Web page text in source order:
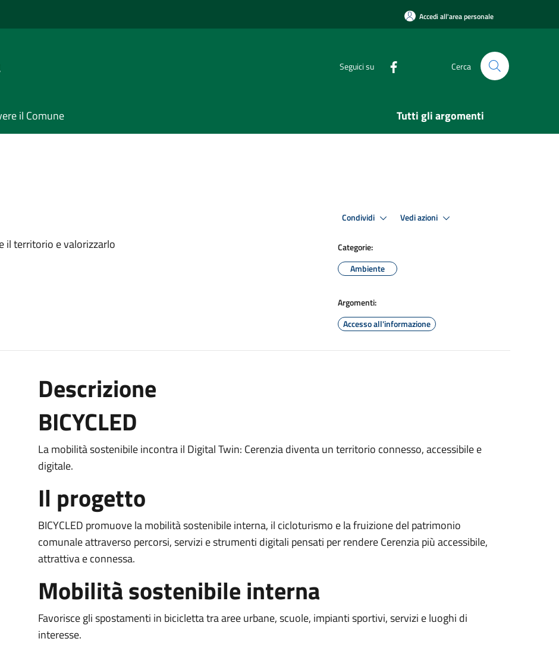
Accedi all'area personale
Seguici su Cerca
il Comune Tutti gli argomenti
il territorio e valorizzarlo
Condividi Vedi azioni
Categorie:
Ambiente
Argomenti:
Accesso all'informazione
Descrizione
BICYCLED
La mobilità sostenibile incontra il Digital Twin: Cerenzia diventa un territorio connesso, accessibile e
digitale.
Il progetto
BICYCLED promuove la mobilità sostenibile interna, il cicloturismo e la fruizione del patrimonio
comunale attraverso percorsi, servizi e strumenti digitali pensati per rendere Cerenzia più accessibile,
attrattiva e connessa.
Mobilità sostenibile interna
Favorisce gli spostamenti in bicicletta tra aree urbane, scuole, impianti sportivi, servizi e luoghi di
interesse.